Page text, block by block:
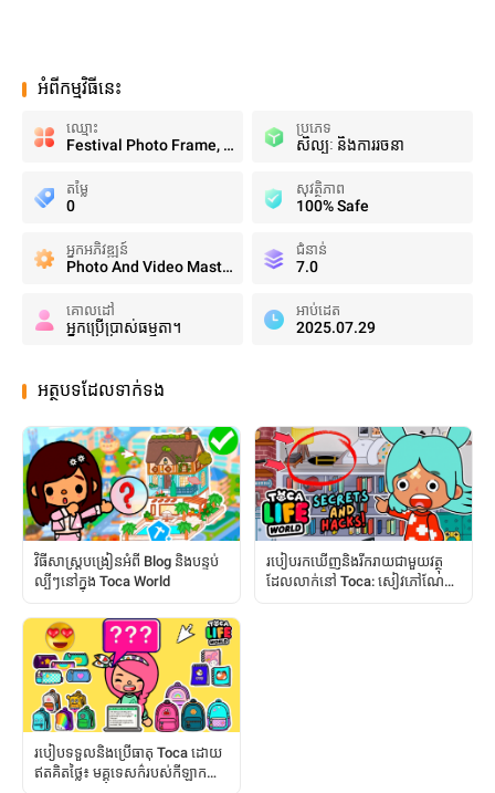
អំពីកម្មវិធីនេះ
ឈ្មោះ
Festival Photo Frame, Editor
ប្រភេទ
សិល្បៈ និងការរចនា
តម្លៃ
0
សុវត្ថិភាព
100% Safe
អ្នកអភិវឌ្ឍន៍
Photo And Video Master
ជំនាន់
7.0
គោលដៅ
អ្នកប្រើប្រាស់ធម្មតា។
អាប់ដេត
2025.07.29
អត្ថបទដែលទាក់ទង
វិធីសាស្ត្របង្រៀនអំពី Blog និងបន្ទប់
ល្បីៗនៅក្នុង Toca World
របៀបរកឃើញនិងរីករាយជាមួយវត្ថុ
ដែលលាក់នៅ Toca: សៀវភៅណែនាំ
របៀបទទួលនិងប្រើធាតុ Toca ដោយ
ឥតគិតថ្លៃ៖ មគ្គុទេសក៌របស់កីឡាក